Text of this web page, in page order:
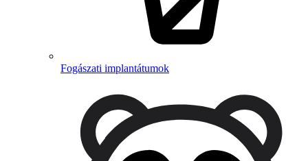
Fogászati implantátumok